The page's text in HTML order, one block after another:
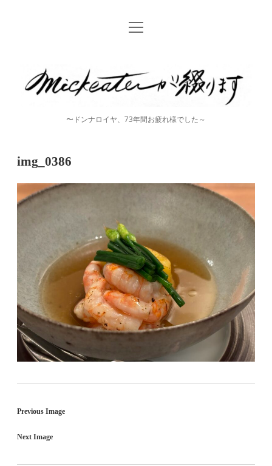
Home
open
mickeater
が
ま
す
〜ドンナロイヤ、73年間お疲れ様でした～
img_0386
Previous Image
Next Image